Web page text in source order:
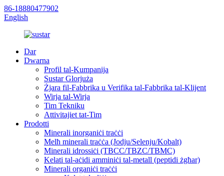
86-18880477902
English
Dar
Dwarna
Profil tal-Kumpanija
Sustar Glorjuża
Żjara fil-Fabbrika u Verifika tal-Fabbrika tal-Klijent
Wirja tal-Wirja
Tim Tekniku
Attivitajiet tat-Tim
Prodotti
Minerali inorganiċi traċċi
Melħ minerali traċċa (Jodju/Selenju/Kobalt)
Minerali idrossiċi (TBCC/TBZC/TBMC)
Kelati tal-aċidi amminiċi tal-metall (peptidi żgħar)
Minerali organiċi traċċi